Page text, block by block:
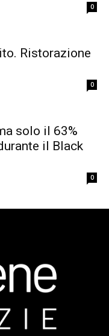
0
Ristorazione
0
solo il 63%
il Black
0